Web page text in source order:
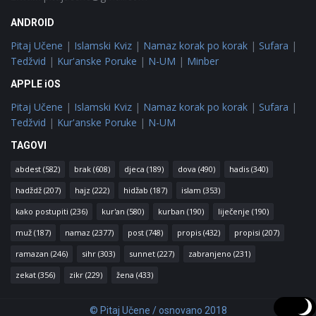
ANDROID
Pitaj Učene | Islamski Kviz | Namaz korak po korak | Sufara |
Tedžvid | Kur'anske Poruke | N-UM | Minber
APPLE iOS
Pitaj Učene | Islamski Kviz | Namaz korak po korak | Sufara |
Tedžvid | Kur'anske Poruke | N-UM
TAGOVI
abdest (582) brak (608) djeca (189) dova (490) hadis (340)
hadždž (207) hajz (222) hidžab (187) islam (353)
kako postupiti (236) kur'an (580) kurban (190) liječenje (190)
muž (187) namaz (2377) post (748) propis (432) propisi (207)
ramazan (246) sihr (303) sunnet (227) zabranjeno (231)
zekat (356) zikr (229) žena (433)
© Pitaj Učene / osnovano 2018